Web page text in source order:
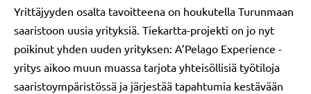
Yrittäjyyden osalta tavoitteena on houkutella Turunmaan
saaristoon uusia yrityksiä. Tiekartta-projekti on jo nyt
poikinut yhden uuden yrityksen: A’Pelago Experience -
yritys aikoo muun muassa tarjota yhteisöllisiä työtiloja
saaristoympäristössä ja järjestää tapahtumia kestävään